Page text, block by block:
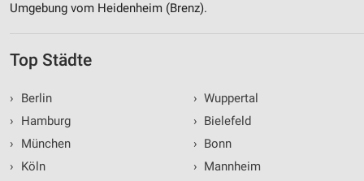
Umgebung vom Heidenheim (Brenz).
Top Städte
›
Berlin
›
Hamburg
›
München
›
Köln
› Wuppertal
› Bielefeld
› Bonn
› Mannheim